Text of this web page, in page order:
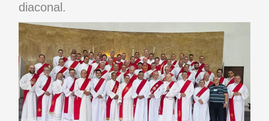
diaconal.